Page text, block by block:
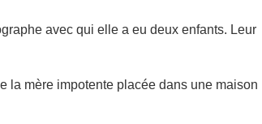
avec qui elle a eu deux enfants. Leur
la mère impotente placée dans une maison